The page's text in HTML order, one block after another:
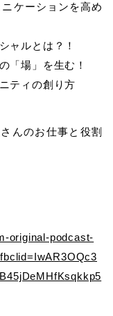
ケーションを高め
ャルとは？！
「場」を生む！
ティの創り方
んのお仕事と役割
original-podcast-